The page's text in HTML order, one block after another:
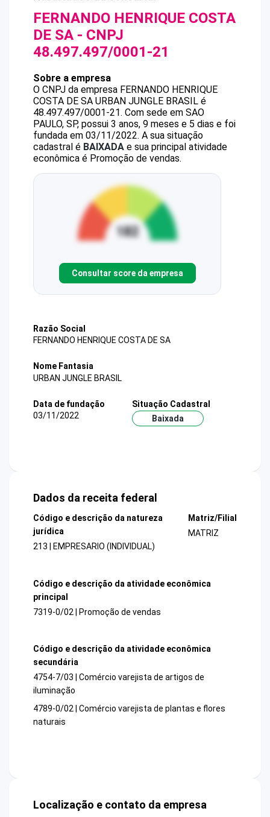
FERNANDO HENRIQUE COSTA
DE SA - CNPJ
48.497.497/0001-21
Sobre a empresa
O CNPJ da empresa FERNANDO HENRIQUE
COSTA DE SA URBAN JUNGLE BRASIL é
48.497.497/0001-21. Com sede em SAO
PAULO, SP, possui 3 anos, 9 meses e 5 dias e foi
fundada em 03/11/2022. A sua situação
cadastral é BAIXADA e sua principal atividade
econômica é Promoção de vendas.
Consultar score da empresa
Razão Social
FERNANDO HENRIQUE COSTA DE SA
Nome Fantasia
URBAN JUNGLE BRASIL
Data de fundação
03/11/2022
Situação Cadastral
Baixada
Dados da receita federal
Código e descrição da natureza
jurídica
213 | EMPRESARIO (INDIVIDUAL)
Matriz/Filial
MATRIZ
Código e descrição da atividade econômica
principal
7319-0/02 | Promoção de vendas
Código e descrição da atividade econômica
secundária
4754-7/03 | Comércio varejista de artigos de
iluminação
4789-0/02 | Comércio varejista de plantas e flores
naturais
Localização e contato da empresa